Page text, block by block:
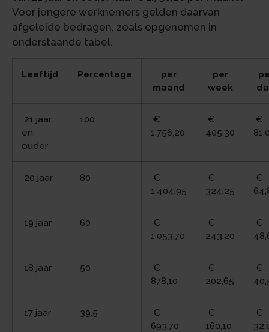
Voor jongere werknemers gelden daarvan
afgeleide bedragen, zoals opgenomen in
onderstaande tabel.
Leeftijd Percentage
per
maand
per
week
21 jaar
en
ouder
100
€
1.756,20
€
405,30
€
20 jaar 80
€
1.404,95
€
324,25
€
19 jaar 60
€
1.053,70
€
243,20
€
18 jaar 50
€
878,10
€
202,65
€
17 jaar 39,5
€
693,70
€
160,10
€